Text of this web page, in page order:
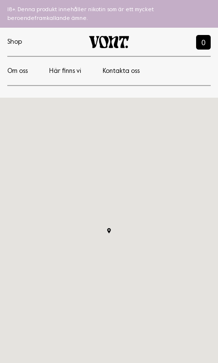
18+. Denna produkt innehåller nikotin som är ett mycket
beroendeframkallande ämne.
Shop 0
Om oss Här finns vi Kontakta oss
Silverton